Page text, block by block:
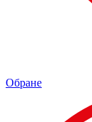
Обране